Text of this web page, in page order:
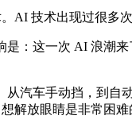
技术出现过很多次
这一次 AI 浪潮来
车手动挡，到自动
解放眼睛是非常困难